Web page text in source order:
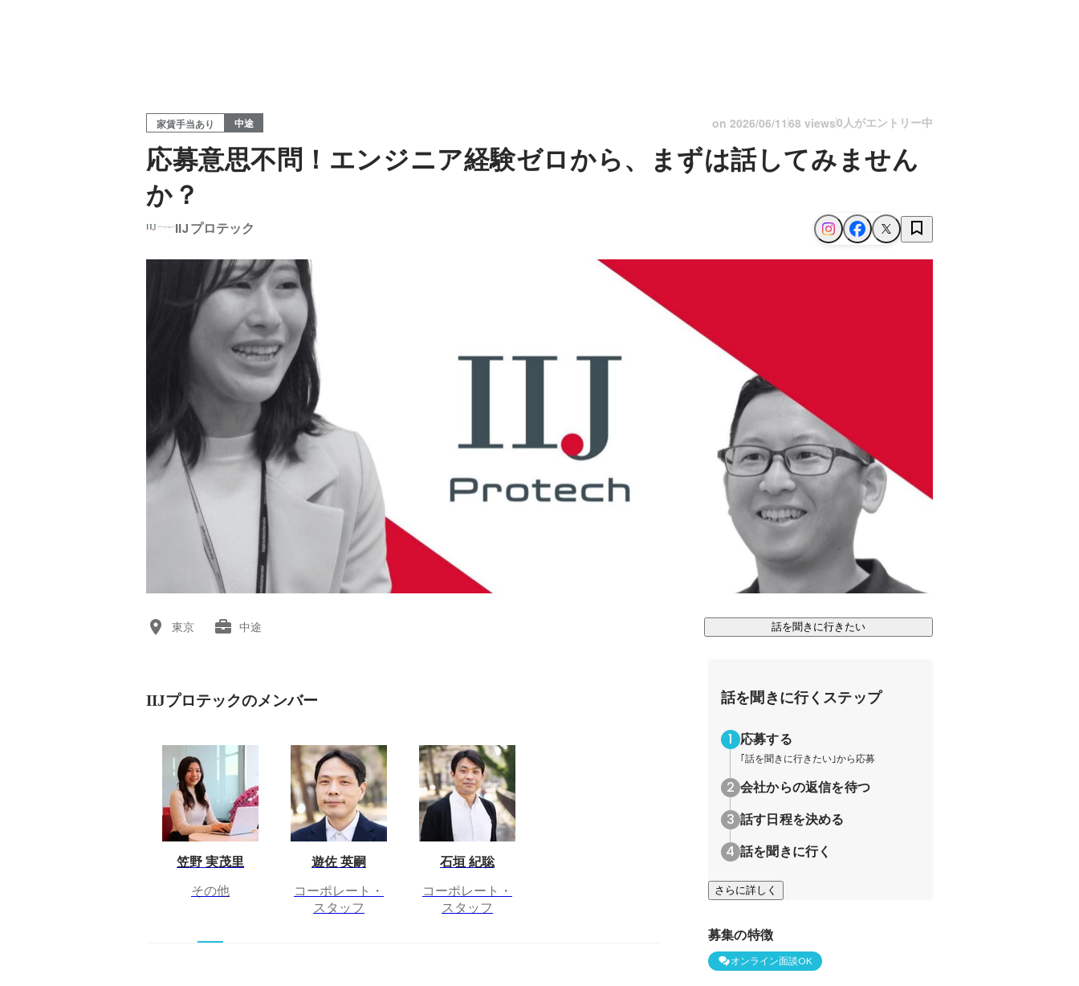
家賃手当あり 中途 on 2026/06/11 68 views0人がエントリー中
応募意思不問！エンジニア経験ゼロから、まずは話してみません
か？
IIJプロテック
東京 中途 話を聞きに行きたい
IIJプロテックのメンバー
笠野 実茂里
その他
遊佐 英嗣
コーポレート・
スタッフ
石垣 紀聡
コーポレート・
スタッフ
話を聞きに行くステップ
応募する
｢話を聞きに行きたい｣から応募
会社からの返信を待つ
話す日程を決める
話を聞きに行く
さらに詳しく
募集の特徴
オンライン面談OK